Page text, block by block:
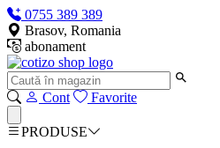
0755 389 389
Brasov, Romania
abonament
Cont Favorite
PRODUSE